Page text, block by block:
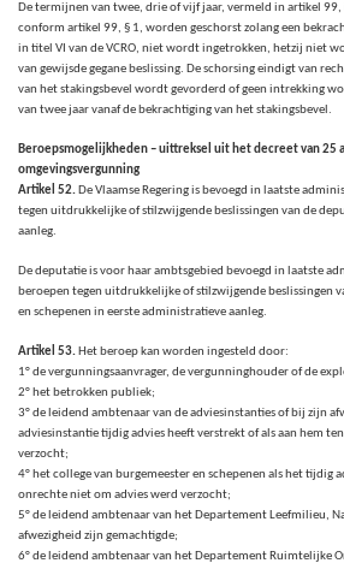
De termijnen van twee, drie of vijf jaar, vermeld in artikel
conform artikel 99, § 1, worden geschorst zolang een
in titel VI van de VCRO, niet wordt ingetrokken, hetzij niet
van gewijsde gegane beslissing. De schorsing eindigt van
van het stakingsbevel wordt gevorderd of geen intrekking
van twee jaar vanaf de bekrachtiging van het stakingsbevel.
Beroepsmogelijkheden – uittreksel uit het decreet van 25
omgevingsvergunning
Artikel 52.De Vlaamse Regering is bevoegd in laatste
tegen uitdrukkelijke of stilzwijgende beslissingen van de
aanleg.
De deputatie is voor haar ambtsgebied bevoegd in laatste
beroepen tegen uitdrukkelijke of stilzwijgende beslissingen
en schepenen in eerste administratieve aanleg.
Artikel 53.Het beroep kan worden ingesteld door:
1° de vergunningsaanvrager, de vergunninghouder of de
2° het betrokken publiek;
3° de leidend ambtenaar van de adviesinstanties of bij zijn
adviesinstantie tijdig advies heeft verstrekt of als aan hem
verzocht;
4° het college van burgemeester en schepenen als het tijdig
onrechte niet om advies werd verzocht;
5° de leidend ambtenaar van het Departement Leefmilieu,
afwezigheid zijn gemachtigde;
6° de leidend ambtenaar van het Departement Ruimtelijke